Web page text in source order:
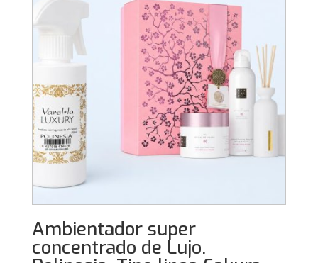
Ambientador super
concentrado de Lujo.